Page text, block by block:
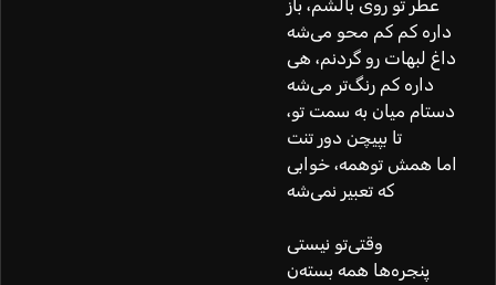
عطر تو روی بالشم، باز
داره کم کم محو می‌شه
داغ لبهات رو گردنم، هی
داره کم رنگ‌تر می‌شه
دستام میان به سمت تو،
تا بپیچن دور تنت
اما همش توهمه، خوابی
که تعبیر نمی‌شه
وقتی‌تو نیستی
پنجره‌ها همه بسته‌ن